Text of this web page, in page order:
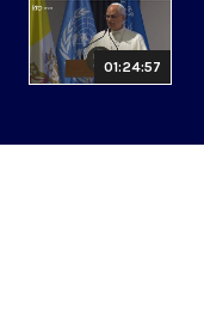
01:24:57